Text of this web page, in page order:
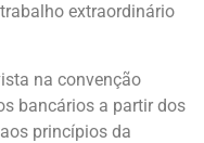
extraordinário
na convenção
bancários a partir dos
princípios da